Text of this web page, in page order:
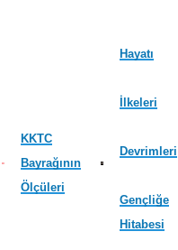
KKTC
Bayrağının
Ölçüleri
Hayatı
İlkeleri
Devrimleri
Gençliğe
Hitabesi